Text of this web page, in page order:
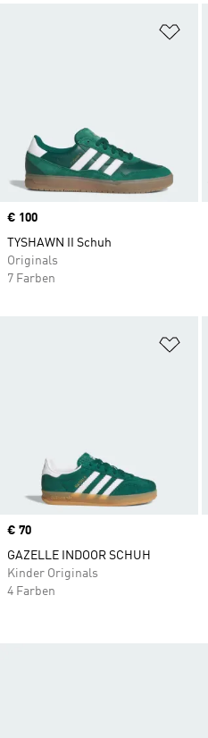
Price
€ 100
TYSHAWN II Schuh
Originals
7 Farben
Price
€ 70
GAZELLE INDOOR SCHUH
Kinder Originals
4 Farben